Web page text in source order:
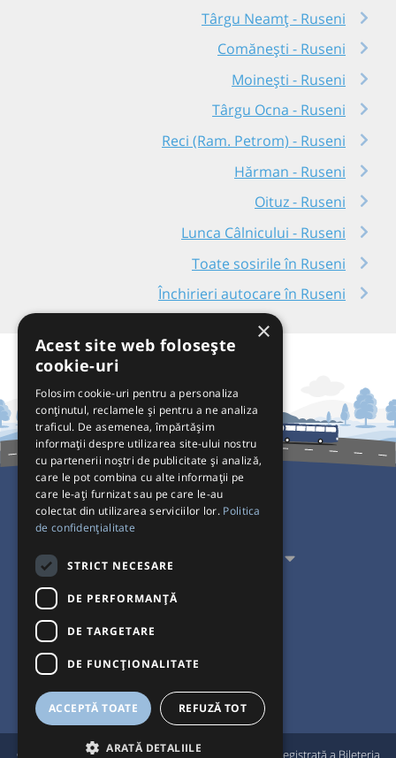
Târgu Neamț - Ruseni
Comănești - Ruseni
Moinești - Ruseni
Târgu Ocna - Ruseni
Reci (Ram. Petrom) - Ruseni
Hărman - Ruseni
Oituz - Ruseni
Lunca Câlnicului - Ruseni
Toate sosirile în Ruseni
Închirieri autocare în Ruseni
Pentru Călători
Pentru Transportatori
Interacționăm
Acceptăm plăți cu
© Bileteria 2004-2026 | Autogari.RO® este marcă înregistrată a Bileteria
×
Acest site web folosește
cookie-uri
Folosim cookie-uri pentru a personaliza
conținutul, reclamele și pentru a ne analiza
traficul. De asemenea, împărtășim
informații despre utilizarea site-ului nostru
cu partenerii noștri de publicitate și analiză,
care le pot combina cu alte informații pe
care le-ați furnizat sau pe care le-au
colectat din utilizarea serviciilor lor. Politica
de confidențialitate
STRICT NECESARE
DE PERFORMANȚĂ
DE TARGETARE
DE FUNCŢIONALITATE
ACCEPTĂ TOATE REFUZĂ TOT
ARATĂ DETALIILE